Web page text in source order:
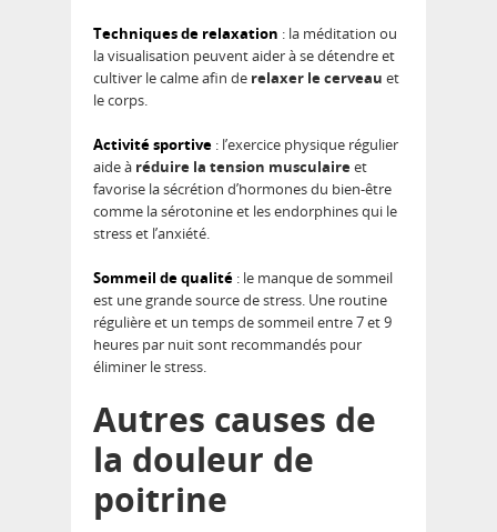
Techniques de relaxation : la méditation ou
la visualisation peuvent aider à se détendre et
cultiver le calme afin de relaxer le cerveau et
le corps.
Activité sportive : l’exercice physique régulier
aide à réduire la tension musculaireet
favorise la sécrétion d’hormones du bien-être
comme la sérotonine et les endorphines qui le
stress et l’anxiété.
Sommeil de qualité : le manque de sommeil
est une grande source de stress. Une routine
régulière et un temps de sommeil entre 7 et 9
heures par nuit sont recommandés pour
éliminer le stress.
Autres causes de
la douleur de
poitrine